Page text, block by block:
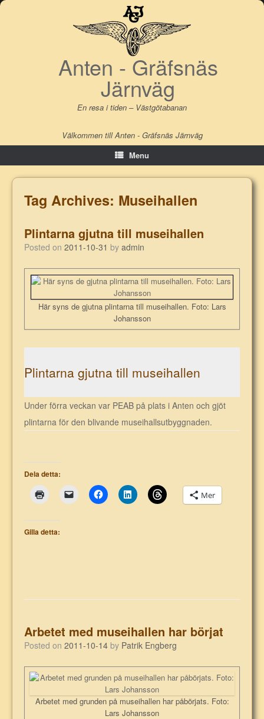
Skip
Anten - Gräfsnäs
Järnväg
En resa i tiden – Västgötabanan
Välkommen till Anten - Gräfsnäs Järnväg
Menu
Tag Archives: Museihallen
Plintarna gjutna till museihallen
Posted on 2011-10-31 by admin
Här syns de gjutna plintarna till museihallen. Foto: Lars
Johansson
Plintarna gjutna till museihallen
Under förra veckan var PEAB på plats i Anten och gjöt
plintarna för den blivande museihallsutbyggnaden.
Dela detta:
Mer
Gilla detta:
Arbetet med museihallen har börjat
Posted on 2011-10-14 by Patrik Engberg
Arbetet med grunden på museihallen har påbörjats. Foto:
Lars Johansson